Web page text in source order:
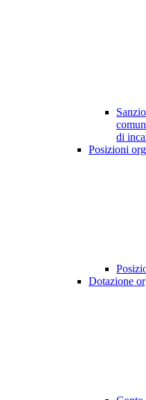
di
Posizioni
Dotazione